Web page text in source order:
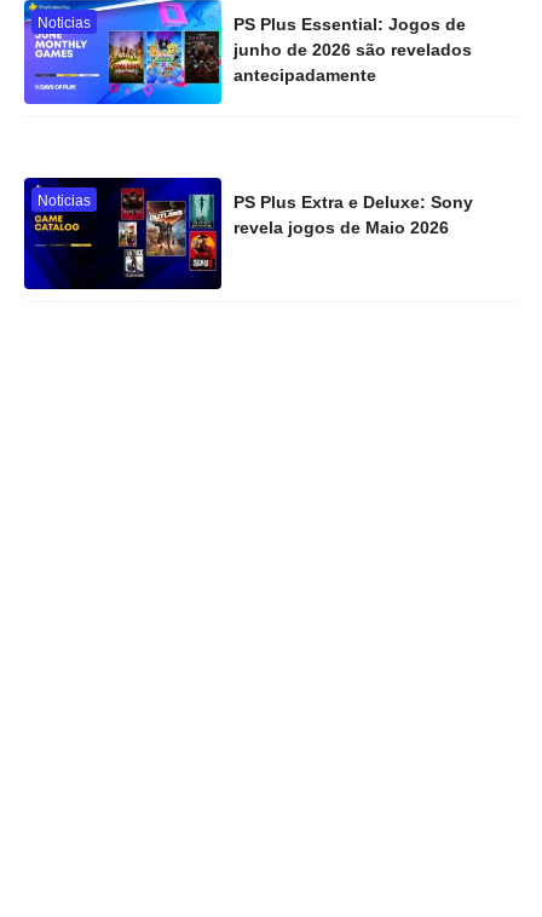
Noticias
PS Plus Essential: Jogos de
junho de 2026 são revelados
antecipadamente
Noticias
PS Plus Extra e Deluxe: Sony
revela jogos de Maio 2026